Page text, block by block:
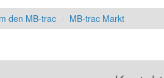
den MB-trac MB-trac Markt